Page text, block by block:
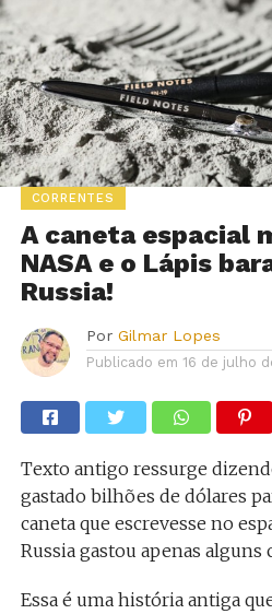
CORRENTES
A caneta espacial
NASA e o Lápis
Russia!
Por Gilmar Lopes
Publicado em 16 de julho
Texto antigo ressurge
gastado bilhões de dólares
caneta que escrevesse no
Russia gastou apenas alguns
Essa é uma história antiga